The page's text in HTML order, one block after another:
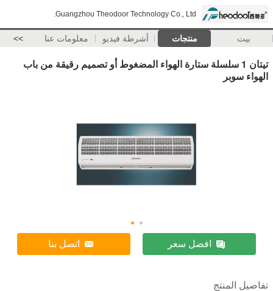
Guangzhou Theodoor Technology Co., Ltd.
بيت منتجات أشرطة فيديو معلومات عنا >>
تيتان 1 سلسلة ستارة الهواء المضغوط أو تصميم رقيقة من باب
الهواء سوبر
افضل سعر اتصل بنا
تفاصيل المنتج